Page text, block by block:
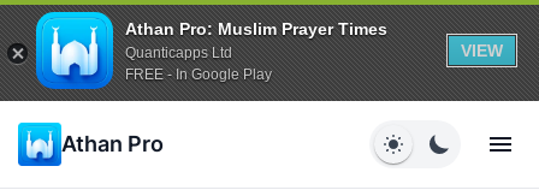
Athan Pro: Muslim Prayer Times
Quanticapps Ltd
FREE - In Google Play
VIEW
Athan Pro